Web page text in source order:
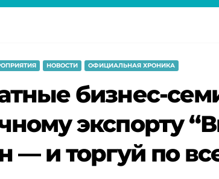
НОВОСТИ ОФИЦИАЛЬНАЯ ХРОНИКА
бизнес-
экспорту
— и торгуй по